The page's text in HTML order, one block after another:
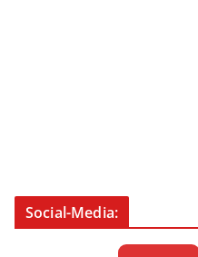
Social-Media: